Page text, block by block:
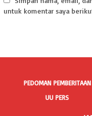
untuk komentar saya
PEDOMAN PEMBERITAAN
UU PERS